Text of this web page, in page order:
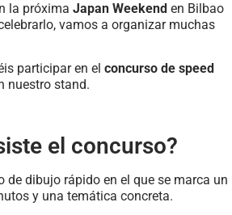
la próxima Japan Weekend en Bilbao
vamos a organizar muchas
participar en el concurso de speed
nuestro stand.
el concurso?
de dibujo rápido en el que se marca un
y una temática concreta.